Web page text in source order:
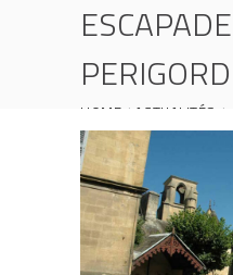
HOME
ACTUALITÉS
ESCAPADE : LE